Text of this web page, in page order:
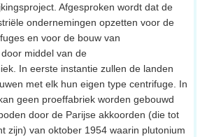
Afgesproken wordt dat de
ondernemingen opzetten voor de
en voor de bouw van
middel van de
In eerste instantie zullen de landen
met elk hun eigen type centrifuge. In
geen proeffabriek worden gebouwd
door de Parijse akkoorden (die tot
zijn) van oktober 1954 waarin plutonium